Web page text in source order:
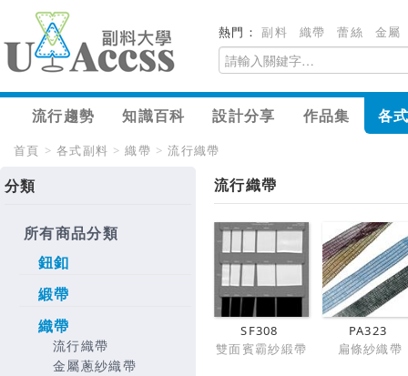
熱門：副料 織帶 蕾絲 金屬
流行趨勢 知識百科 設計分享 作品集 各
首頁 > 各式副料 > 織帶 > 流行織帶
分類
所有商品分類
鈕釦
緞帶
織帶
流行織帶
金屬蔥紗織帶
流行織帶
SF308
雙面賓霸紗緞帶
PA323
扁條紗織帶